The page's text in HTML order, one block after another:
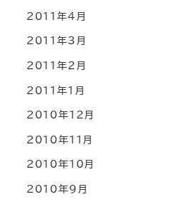
2011年4月
2011年3月
2011年2月
2011年1月
2010年12月
2010年11月
2010年10月
2010年9月